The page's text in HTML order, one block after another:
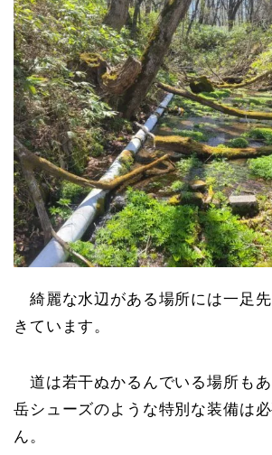
綺麗な水辺がある場所には一足
きています。
道は若干ぬかるんでいる場所も
岳シューズのような特別な装備は
ん。